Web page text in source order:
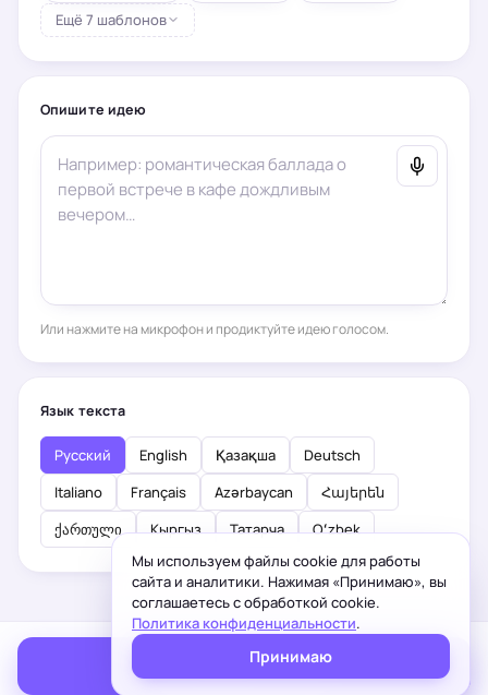
Ещё 7 шаблонов
Опишите идею
Или нажмите на микрофон и продиктуйте идею голосом.
Язык текста
Русский English Қазақша
Deutsch
Italiano
Français Azərbaycan
Հայերեն
ქართული
Кыргыз Татарча Oʻzbek
Сгенерировать текст
Мы используем файлы cookie для работы
сайта и аналитики. Нажимая «Принимаю», вы
соглашаетесь с обработкой cookie.
Политика конфиденциальности.
Принимаю